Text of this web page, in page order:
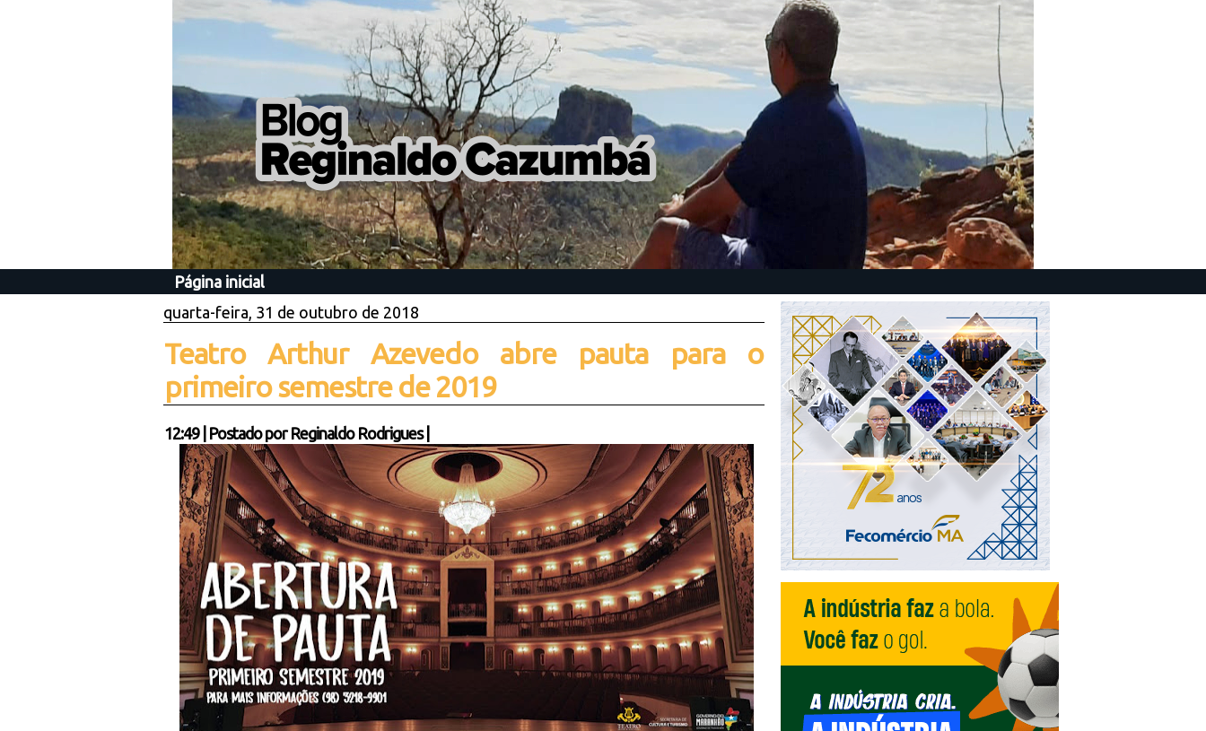
Página inicial
quarta-feira, 31 de outubro de 2018
Teatro Arthur Azevedo abre pauta para o
primeiro semestre de 2019
12:49| Postado por Reginaldo Rodrigues